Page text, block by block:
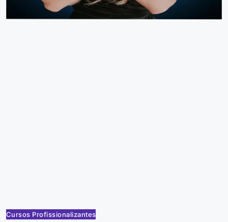
Cursos Profissionalizantes